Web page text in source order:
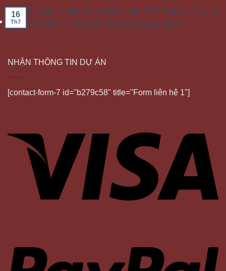
16
Th7
So sánh Noble Palace Hạ Long, FLC Tropical City và
Hà Khánh C | Dự án nào đáng đầu tư 2026?
NHẬN THÔNG TIN DỰ ÁN
[contact-form-7 id="b279c58" title="Form liên hệ 1"]